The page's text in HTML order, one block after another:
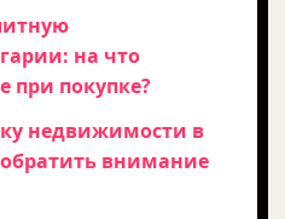
на что
при покупке?
недвижимости в
внимание